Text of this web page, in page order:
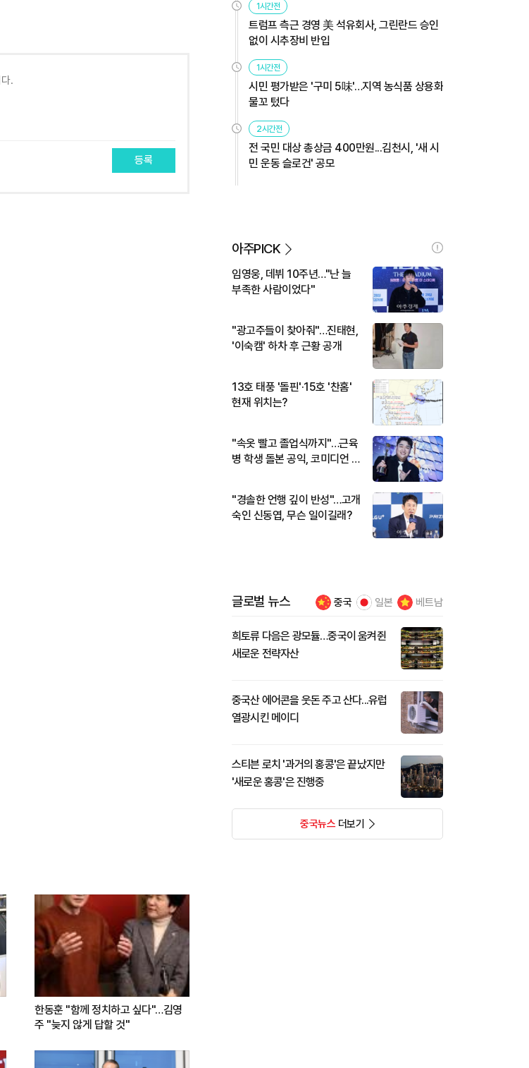
등록
한동훈 "함께 정치하고 싶다"…김영
주 "늦지 않게 답할 것"
1시간전
트럼프 측근 경영 美 석유회사, 그린란드 승인
없이 시추장비 반입
1시간전
시민 평가받은 '구미 5味'…지역 농식품 상용화
물꼬 텄다
2시간전
전 국민 대상 총상금 400만원...김천시, '새 시
민 운동 슬로건' 공모
아주PICK
임영웅, 데뷔 10주년…"난 늘
부족한 사람이었다"
"광고주들이 찾아줘"…진태현,
'이숙캠' 하차 후 근황 공개
13호 태풍 '돌핀'·15호 '찬홈'
현재 위치는?
"속옷 빨고 졸업식까지"…근육
병 학생 돌본 공익, 코미디언 김
"경솔한 언행 깊이 반성"…고개
숙인 신동엽, 무슨 일이길래?
글로벌 뉴스 중국 일본 베트남
희토류 다음은 광모듈…중국이 움켜쥔
새로운 전략자산
중국산 에어콘을 웃돈 주고 산다...유럽
열광시킨 메이디
스티븐 로치 '과거의 홍콩'은 끝났지만
'새로운 홍콩'은 진행중
중국뉴스더보기